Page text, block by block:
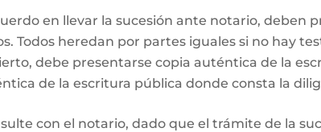
en llevar la sucesión ante notario, deben
Todos heredan por partes iguales si no hay
debe presentarse copia auténtica de la
de la escritura pública donde consta la
con el notario, dado que el trámite de la